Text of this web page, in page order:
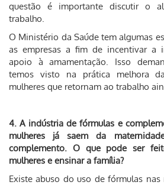
questão é importante discutir o
trabalho.
O Ministério da Saúde tem algumas
as empresas a fim de incentivar a
apoio à amamentação. Isso
temos visto na prática melhora
mulheres que retornam ao trabalho
4. A indústria de fórmulas e
mulheres já saem da
complemento. O que pode ser
mulheres e ensinar a família?
Existe abuso do uso de fórmulas